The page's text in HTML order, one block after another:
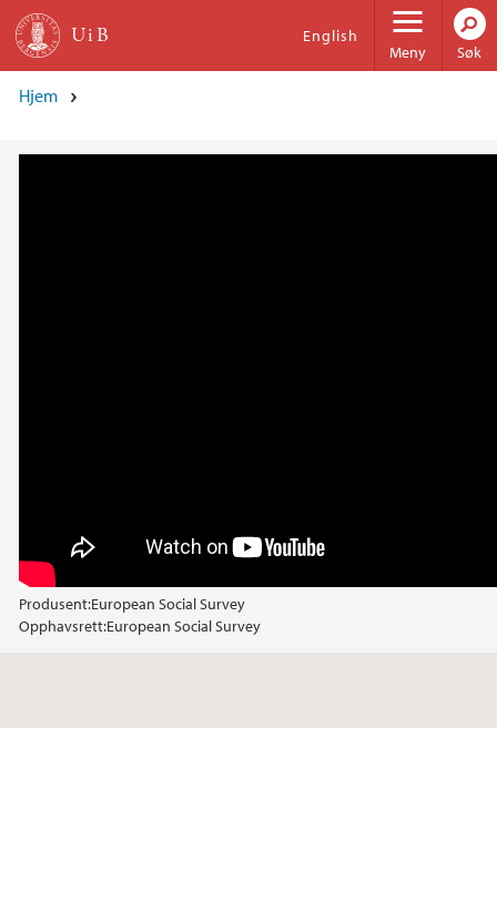
Hopp til hovedinnhold
Meny
English
Søk
Hjem
Produsent:European Social Survey
Opphavsrett:European Social Survey